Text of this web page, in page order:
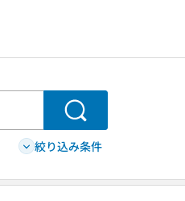
検索
絞り込み条件